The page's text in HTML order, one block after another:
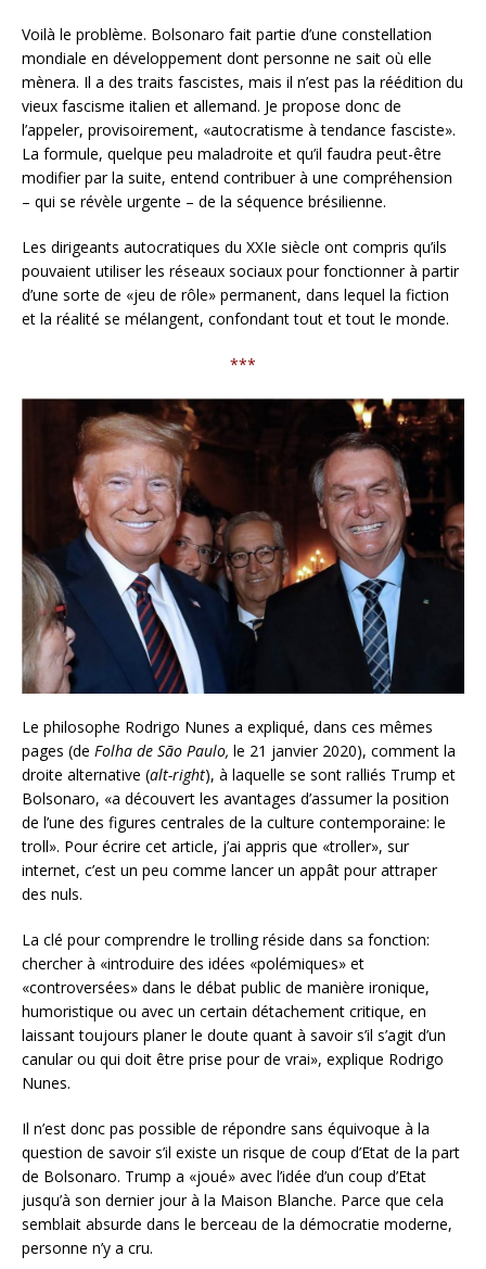
Voilà le problème. Bolsonaro fait partie d’une constellation
mondiale en développement dont personne ne sait où elle
mènera. Il a des traits fascistes, mais il n’est pas la réédition du
vieux fascisme italien et allemand. Je propose donc de
l’appeler, provisoirement, «autocratisme à tendance fasciste».
La formule, quelque peu maladroite et qu’il faudra peut-être
modifier par la suite, entend contribuer à une compréhension
– qui se révèle urgente – de la séquence brésilienne.
Les dirigeants autocratiques du XXIe siècle ont compris qu’ils
pouvaient utiliser les réseaux sociaux pour fonctionner à partir
d’une sorte de «jeu de rôle» permanent, dans lequel la fiction
et la réalité se mélangent, confondant tout et tout le monde.
***
Le philosophe Rodrigo Nunes a expliqué, dans ces mêmes
pages (de Folha de São Paulo, le 21 janvier 2020), comment la
droite alternative (alt-right), à laquelle se sont ralliés Trump et
Bolsonaro, «a découvert les avantages d’assumer la position
de l’une des figures centrales de la culture contemporaine: le
troll». Pour écrire cet article, j’ai appris que «troller», sur
internet, c’est un peu comme lancer un appât pour attraper
des nuls.
La clé pour comprendre le trolling réside dans sa fonction:
chercher à «introduire des idées «polémiques» et
«controversées» dans le débat public de manière ironique,
humoristique ou avec un certain détachement critique, en
laissant toujours planer le doute quant à savoir s’il s’agit d’un
canular ou qui doit être prise pour de vrai», explique Rodrigo
Nunes.
Il n’est donc pas possible de répondre sans équivoque à la
question de savoir s’il existe un risque de coup d’Etat de la part
de Bolsonaro. Trump a «joué» avec l’idée d’un coup d’Etat
jusqu’à son dernier jour à la Maison Blanche. Parce que cela
semblait absurde dans le berceau de la démocratie moderne,
personne n’y a cru.